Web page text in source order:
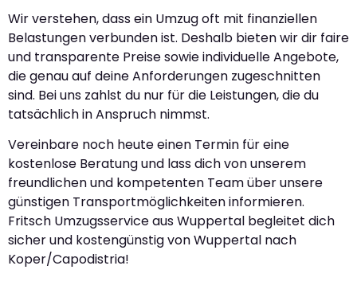
Wir verstehen, dass ein Umzug oft mit finanziellen
Belastungen verbunden ist. Deshalb bieten wir dir faire
und transparente Preise sowie individuelle Angebote,
die genau auf deine Anforderungen zugeschnitten
sind. Bei uns zahlst du nur für die Leistungen, die du
tatsächlich in Anspruch nimmst.
Vereinbare noch heute einen Termin für eine
kostenlose Beratung und lass dich von unserem
freundlichen und kompetenten Team über unsere
günstigen Transportmöglichkeiten informieren.
Fritsch Umzugsservice aus Wuppertal begleitet dich
sicher und kostengünstig von Wuppertal nach
Koper/Capodistria!